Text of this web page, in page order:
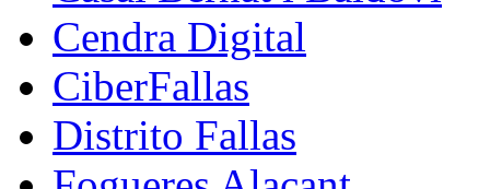
Cendra Digital
CiberFallas
Distrito Fallas